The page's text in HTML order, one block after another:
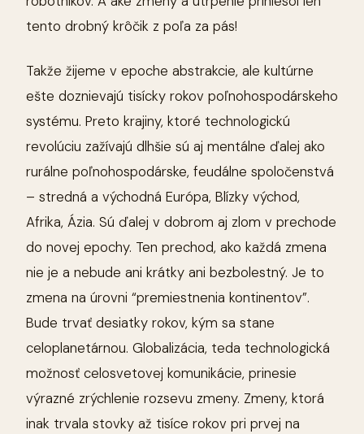
tento drobný krôčik z poľa za pás!
Takže žijeme v epoche abstrakcie, ale kultúrne
ešte doznievajú tisícky rokov poľnohospodárskeho
systému. Preto krajiny, ktoré technologickú
revolúciu zažívajú dlhšie sú aj mentálne ďalej ako
rurálne poľnohospodárske, feudálne spoločenstvá
– stredná a východná Európa, Blízky východ,
Afrika, Ázia. Sú ďalej v dobrom aj zlom v prechode
do novej epochy. Ten prechod, ako každá zmena
nie je a nebude ani krátky ani bezbolestný. Je to
zmena na úrovni “premiestnenia kontinentov”.
Bude trvať desiatky rokov, kým sa stane
celoplanetárnou. Globalizácia, teda technologická
možnosť celosvetovej komunikácie, prinesie
výrazné zrýchlenie rozsevu zmeny. Zmeny, ktorá
inak trvala stovky až tisíce rokov pri prvej na